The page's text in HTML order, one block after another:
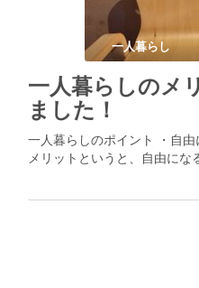
一人暮らし
一人暮らしのメ
ました！
一人暮らしのポイント ・自
メリットというと、自由にな